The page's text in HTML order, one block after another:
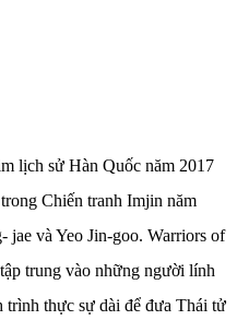
lịch sử Hàn Quốc năm 2017
Chiến tranh Imjin năm
jae và Yeo Jin-goo. Warriors of
trung vào những người lính
trình thực sự dài để đưa Thái tử